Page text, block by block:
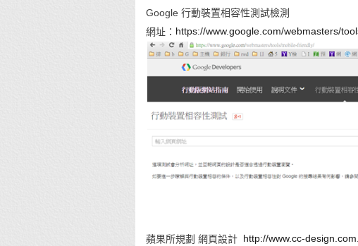
Google 行動裝置相容性測試檢測
網址： https://www.google.com/webmasters/
蘋果所規劃 網頁設計 http://www.cc-